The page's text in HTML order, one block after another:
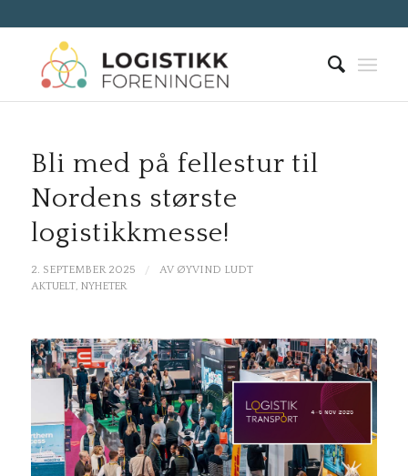
Bli med på fellestur til
Nordens største
logistikkmesse!
2. SEPTEMBER 2025 / AV ØYVIND LUDT
AKTUELT, NYHETER